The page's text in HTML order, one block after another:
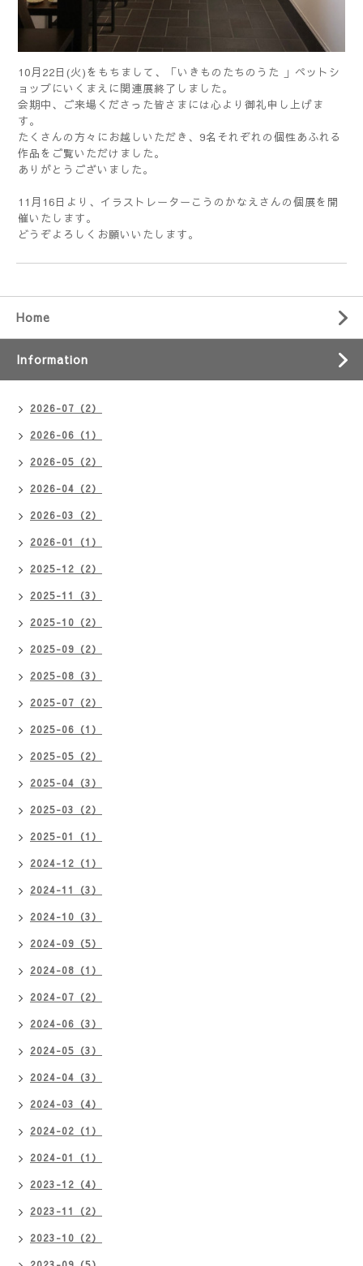
10月22日(火)をもちまして、「いきものたちのうた 」ペットシ
ョップにいくまえに関連展終了しました。
会期中、ご来場くださった皆さまには心より御礼申し上げま
す。
たくさんの方々にお越しいただき、9名それぞれの個性あふれる
作品をご覧いただけました。
ありがとうございました。
11月16日より、イラストレーターこうのかなえさんの個展を開
催いたします。
どうぞよろしくお願いいたします。
Home
Information
2026-07（2）
2026-06（1）
2026-05（2）
2026-04（2）
2026-03（2）
2026-01（1）
2025-12（2）
2025-11（3）
2025-10（2）
2025-09（2）
2025-08（3）
2025-07（2）
2025-06（1）
2025-05（2）
2025-04（3）
2025-03（2）
2025-01（1）
2024-12（1）
2024-11（3）
2024-10（3）
2024-09（5）
2024-08（1）
2024-07（2）
2024-06（3）
2024-05（3）
2024-04（3）
2024-03（4）
2024-02（1）
2024-01（1）
2023-12（4）
2023-11（2）
2023-10（2）